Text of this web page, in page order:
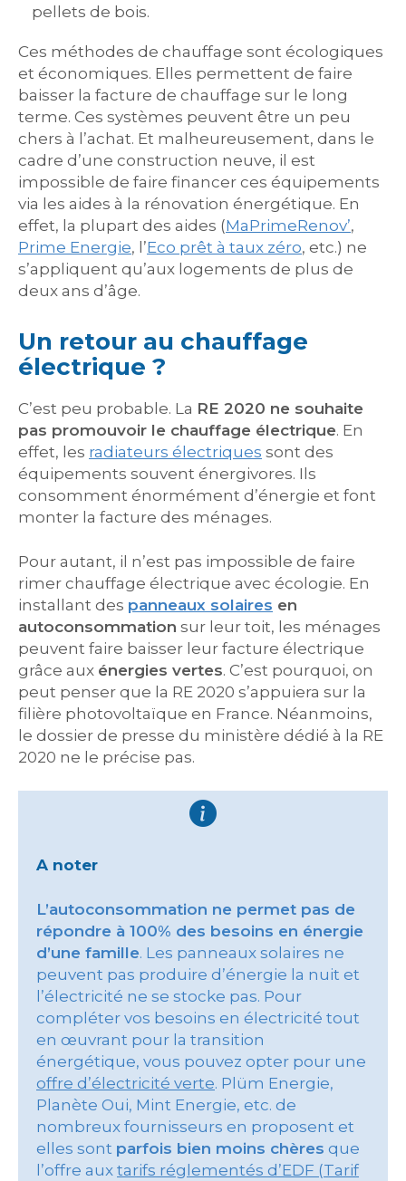
pellets de bois.
Ces méthodes de chauffage sont écologiques
et économiques. Elles permettent de faire
baisser la facture de chauffage sur le long
terme. Ces systèmes peuvent être un peu
chers à l’achat. Et malheureusement, dans le
cadre d’une construction neuve, il est
impossible de faire financer ces équipements
via les aides à la rénovation énergétique. En
effet, la plupart des aides (MaPrimeRenov’,
Prime Energie, l’Eco prêt à taux zéro, etc.) ne
s’appliquent qu’aux logements de plus de
deux ans d’âge.
Un retour au chauffage
électrique ?
C’est peu probable. La RE 2020 ne souhaite
pas promouvoir le chauffage électrique. En
effet, les radiateurs électriques sont des
équipements souvent énergivores. Ils
consomment énormément d’énergie et font
monter la facture des ménages.
Pour autant, il n’est pas impossible de faire
rimer chauffage électrique avec écologie. En
installant des panneaux solaires en
autoconsommation sur leur toit, les ménages
peuvent faire baisser leur facture électrique
grâce aux énergies vertes. C’est pourquoi, on
peut penser que la RE 2020 s’appuiera sur la
filière photovoltaïque en France. Néanmoins,
le dossier de presse du ministère dédié à la RE
2020 ne le précise pas.
A noter
L’autoconsommation ne permet pas de
répondre à 100% des besoins en énergie
d’une famille. Les panneaux solaires ne
peuvent pas produire d’énergie la nuit et
l’électricité ne se stocke pas. Pour
compléter vos besoins en électricité tout
en œuvrant pour la transition
énergétique, vous pouvez opter pour une
offre d’électricité verte. Plüm Energie,
Planète Oui, Mint Energie, etc. de
nombreux fournisseurs en proposent et
elles sont parfois bien moins chères que
l’offre aux tarifs réglementés d’EDF (Tarif